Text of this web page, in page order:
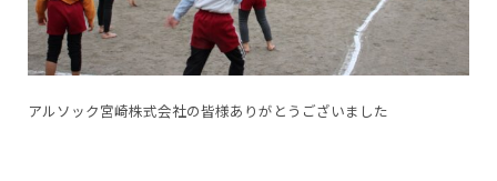
アルソック宮崎株式会社の皆様ありがとうございました